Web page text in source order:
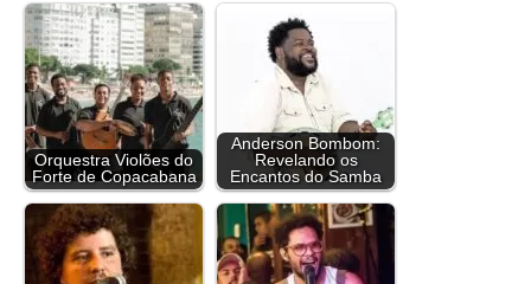
c
e
b
o
o
k
a
i
l
r
e
a
d
s
i
t
t
e
r
r
e
s
t
n
k
e
d
I
n
a
t
s
A
p
p
g
r
a
m
Orquestra Violões do
Forte de Copacabana
Anderson Bombom:
Revelando os
Encantos do Samba